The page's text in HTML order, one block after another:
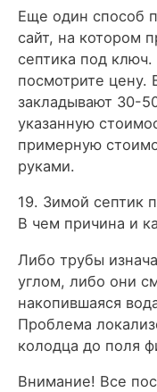
Еще один способ
сайт, на котором
септика под
посмотрите цену.
закладывают 30-
указанную
примерную
руками.
19. Зимой септик
В чем причина и
Либо трубы
углом, либо они
накопившаяся
Проблема
колодца до поля
Внимание! Все